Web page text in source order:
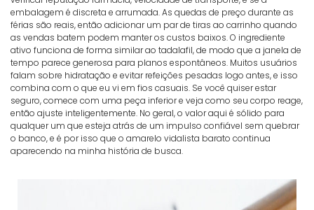
embalagem é discreta e arrumada. As quedas de preço durante as
férias são reais, então adicionar um par de tiras ao carrinho quando
as vendas batem podem manter os custos baixos. O ingrediente
ativo funciona de forma similar ao tadalafil, de modo que a janela de
tempo parece generosa para planos espontâneos. Muitos usuários
falam sobre hidratação e evitar refeições pesadas logo antes, e isso
combina com o que eu vi em fios casuais. Se você quiser estar
seguro, comece com uma peça inferior e veja como seu corpo reage,
então ajuste inteligentemente. No geral, o valor aqui é sólido para
qualquer um que esteja atrás de um impulso confiável sem quebrar
o banco, e é por isso que o amarelo vidalista barato continua
aparecendo na minha história de busca.